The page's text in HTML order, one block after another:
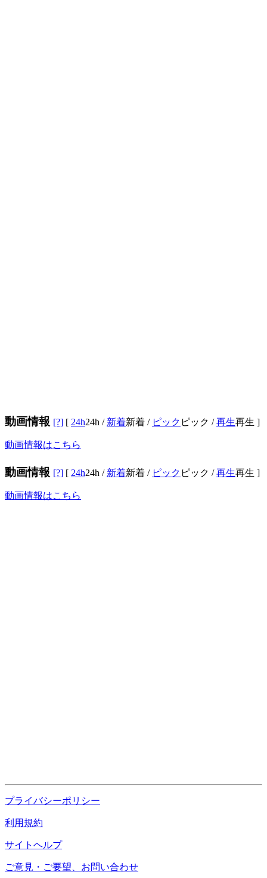
動画情報 [?] [ 24h24h / 新着新着 / ピック ピック /再生再生 ]
動画情報はこちら
動画情報 [?] [ 24h24h / 新着新着 / ピック ピック /再生再生 ]
動画情報はこちら
プライバシーポリシー
利用規約
サイトヘルプ
ご意見・ご要望、お問い合わせ